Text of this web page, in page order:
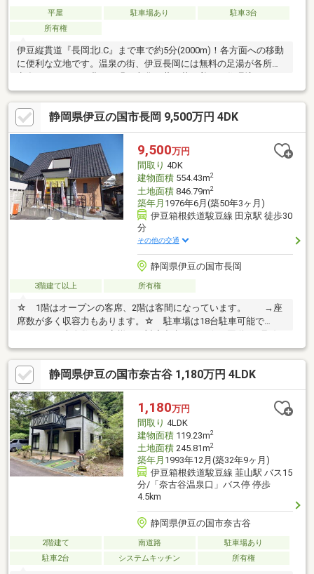
平屋 駐車場あり
駐車3台
所有権
伊豆縦貫道『長岡北I.C』まで車で約5分(2000m)！各方面への移動
に便利な立地です。温泉の街、伊豆長岡には無料の足湯が各所に
information=・マックスバリュ伊豆長岡店…徒歩14分(約1100m)・
ダイソー伊豆長岡店…徒歩14分(約1100m)・ウエルシア伊豆長岡
店…徒歩14分(約1100m)・伊豆の国市立長岡南小学校…徒歩18分
（約1400ｍ）・伊豆の国市立長岡中学校…徒歩22分(約1700m)■長
岡南小・長岡中■伊豆箱根バス『墹之上入口バス停留所』停歩約2
分■現況渡し■契約不適合責任：免責
静岡県伊豆の国市長岡 9,500万円 4DK
9,500万円
間取り 4DK
建物面積554.43m2
土地面積846.79m2
築年月 1976年6月(築50年3ヶ月)
伊豆箱根鉄道駿豆線 田京駅 徒歩30
分
その他の交通
静岡県伊豆の国市長岡
3階建て以上 所有権
☆ 1階はオープンの客席、2階は客間になっています。 →座
席数が多く収容力もあります。☆ 駐車場は18台駐車可能で
まで車で1分・伊豆中央道まで車で2分 国道136号線まで車で5
分の好立地です。 →多方面へのアクセス良好です。☆ 伊豆
パノラマパークが目の前にあり、集客力は抜群です。☆ バス停
【伊豆の国市役所】まで徒歩2分です。☆ 近くに順天堂大学静
岡病院があります。 →急病の時にも安心ですね。 ＼＼是非
お気軽にお問い合わせ下さい／／ ー-ーU2JAPAN株式会社 三
島店ー-－
静岡県伊豆の国市奈古谷 1,180万円 4LDK
1,180万円
間取り 4LDK
建物面積119.23m2
土地面積245.81m2
築年月 1993年12月(築32年9ヶ月)
伊豆箱根鉄道駿豆線 韮山駅 バス15
分/「奈古谷温泉口」バス停 停歩
4.5km
静岡県伊豆の国市奈古谷
2階建て 南道路
駐車場あり
駐車2台
システムキッチン 所有権